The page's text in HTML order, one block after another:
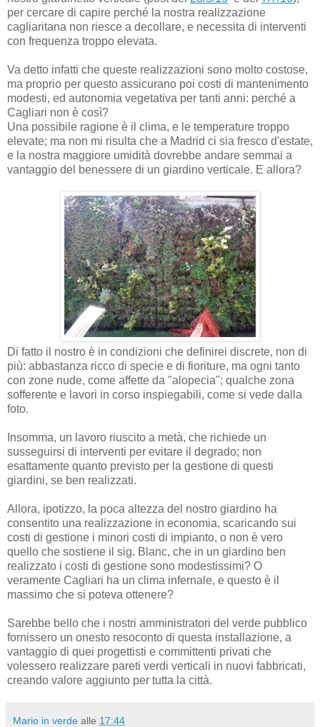
per cercare di capire perché la nostra realizzazione
cagliaritana non riesce a decollare, e necessita di interventi
con frequenza troppo elevata.
Va detto infatti che queste realizzazioni sono molto costose,
ma proprio per questo assicurano poi costi di mantenimento
modesti, ed autonomia vegetativa per tanti anni: perché a
Cagliari non è così?
Una possibile ragione è il clima, e le temperature troppo
elevate; ma non mi risulta che a Madrid ci sia fresco d'estate,
e la nostra maggiore umidità dovrebbe andare semmai a
vantaggio del benessere di un giardino verticale. E allora?
Di fatto il nostro è in condizioni che definirei discrete, non di
più: abbastanza ricco di specie e di fioriture, ma ogni tanto
con zone nude, come affette da "alopecia"; qualche zona
sofferente e lavori in corso inspiegabili, come si vede dalla
foto.
Insomma, un lavoro riuscito a metà, che richiede un
susseguirsi di interventi per evitare il degrado; non
esattamente quanto previsto per la gestione di questi
giardini, se ben realizzati.
Allora, ipotizzo, la poca altezza del nostro giardino ha
consentito una realizzazione in economia, scaricando sui
costi di gestione i minori costi di impianto, o non è vero
quello che sostiene il sig. Blanc, che in un giardino ben
realizzato i costi di gestione sono modestissimi? O
veramente Cagliari ha un clima infernale, e questo è il
massimo che si poteva ottenere?
Sarebbe bello che i nostri amministratori del verde pubblico
fornissero un onesto resoconto di questa installazione, a
vantaggio di quei progettisti e committenti privati che
volessero realizzare pareti verdi verticali in nuovi fabbricati,
creando valore aggiunto per tutta la città.
Mario in verde alle 17:44